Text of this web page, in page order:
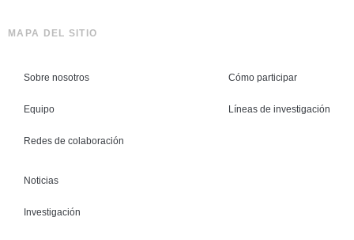
MAPA DEL SITIO
Sobre nosotros
Equipo
Redes de colaboración
Cómo participar
Líneas de investigación
Noticias
Investigación